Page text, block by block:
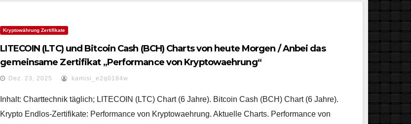
Kryptowährung Zertifikate
LITECOIN (LTC) und Bitcoin Cash (BCH) Charts von heute Morgen / Anbei das
gemeinsame Zertifikat „Performance von Kryptowaehrung“
Dez. 23, 2025 kamisi_e2q0184w
Inhalt: Charttechnik täglich; LITECOIN (LTC) Chart (6 Jahre). Bitcoin Cash (BCH) Chart (6 Jahre).
Krypto Endlos-Zertifikate: Performance von Kryptowaehrung. Aktuelle Charts. Performance von